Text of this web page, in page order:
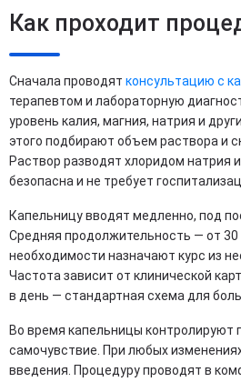
Как проходит
Сначала проводят консультацию с
терапевтом и лабораторную
уровень калия, магния, натрия и
этого подбирают объем раствора и
Раствор разводят хлоридом натрия
безопасна и не требует
Капельницу вводят медленно, под
Средняя продолжительность — от 30
необходимости назначают курс из
Частота зависит от клинической
в день — стандартная схема для
Во время капельницы контролируют
самочувствие. При любых
введения. Процедуру проводят в